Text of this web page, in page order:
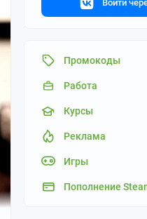
Войти
Промокоды
Работа
Курсы
Реклама
Игры
Пополнение